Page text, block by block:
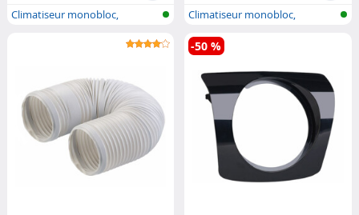
Climatiseur monobloc,
Climatiseur monobloc,
également pou...
-50 %